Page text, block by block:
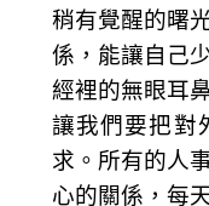
稍有覺醒的曙
係，能讓自己
經裡的無眼耳
讓我們要把對
求。所有的人
心的關係，每